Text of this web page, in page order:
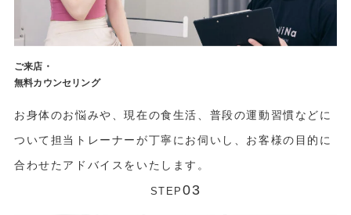
ご来店・
無料カウンセリング
お身体のお悩みや、現在の食生活、普段の運動習慣などに
ついて担当トレーナーが丁寧にお伺いし、お客様の目的に
合わせたアドバイスをいたします。
STEP03